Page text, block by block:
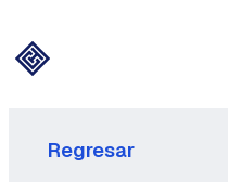
Regresar